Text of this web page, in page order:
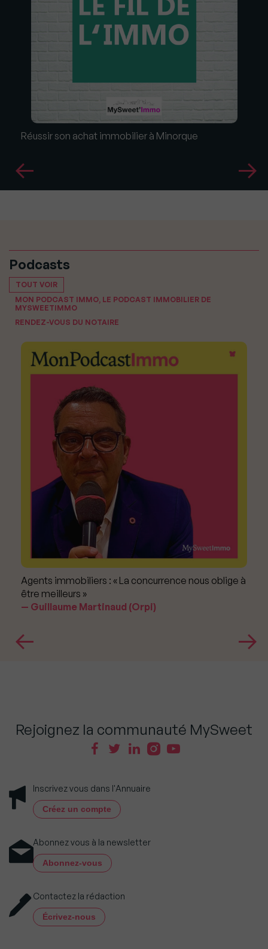
Réussir son achat immobilier à Minorque
Podcasts
TOUT VOIR
MON PODCAST IMMO, LE PODCAST IMMOBILIER DE
MYSWEETIMMO
RENDEZ-VOUS DU NOTAIRE
Agents immobiliers : « La concurrence nous oblige à
être meilleurs »
Guillaume Martinaud (Orpi)
Rejoignez la communauté MySweet
Inscrivez vous dans l'Annuaire
Créez un compte
Abonnez vous à la newsletter
Abonnez-vous
Contactez la rédaction
Écrivez-nous